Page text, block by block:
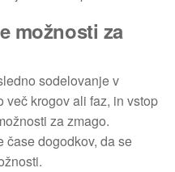
možnosti za
sodelovanje v
krogov ali faz, in vstop
za zmago.
čase dogodkov, da se